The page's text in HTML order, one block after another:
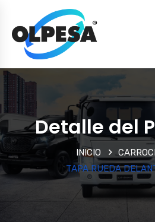
Detalle del
INICIO
TAPA RUEDA